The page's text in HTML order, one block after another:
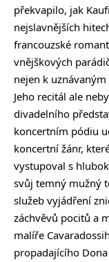
překvapilo, jak
nejslavnějších
francouzské
vnějškových
nejen k
Jeho recitál ale
divadelního
koncertním pódiu
koncertní žánr,
vystupoval s
svůj temný mužný
služeb vyjádření
záchvěvů pocitů a
malíře
propadajícího